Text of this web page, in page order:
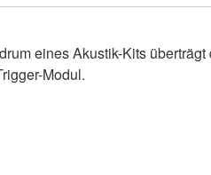
eines Akustik-Kits überträgt
Modul.